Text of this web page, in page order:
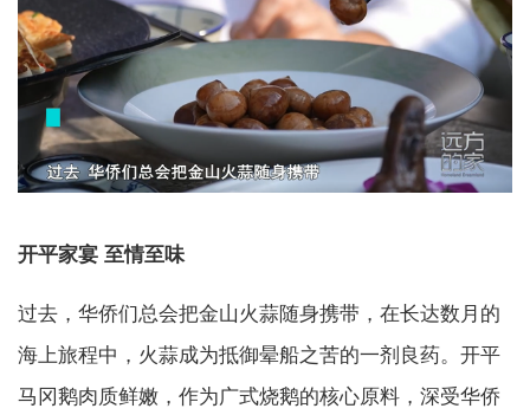
开平家宴 至情至味
过去，华侨们总会把金山火蒜随身携带，在长达数月的
海上旅程中，火蒜成为抵御晕船之苦的一剂良药。开平
马冈鹅肉质鲜嫩，作为广式烧鹅的核心原料，深受华侨